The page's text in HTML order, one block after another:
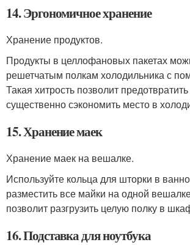
14. Эргономичное хранение
Хранение продуктов.
Продукты в целлофановых пакетах
решетчатым полкам холодильника с
Такая хитрость позволит
существенно сэкономить место в
15. Хранение маек
Хранение маек на вешалке.
Используйте кольца для шторки в
разместить все майки на одной
позволит разгрузить целую полку в
16. Подставка для ноутбука